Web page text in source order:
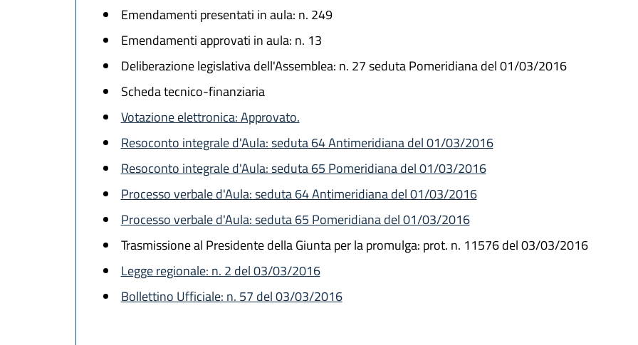
Emendamenti presentati in aula: n. 249
Emendamenti approvati in aula: n. 13
Deliberazione legislativa dell'Assemblea: n. 27 seduta Pomeridiana del 01/03/2016
Scheda tecnico-finanziaria
Votazione elettronica: Approvato.
Resoconto integrale d'Aula: seduta 64 Antimeridiana del 01/03/2016
Resoconto integrale d'Aula: seduta 65 Pomeridiana del 01/03/2016
Processo verbale d'Aula: seduta 64 Antimeridiana del 01/03/2016
Processo verbale d'Aula: seduta 65 Pomeridiana del 01/03/2016
Trasmissione al Presidente della Giunta per la promulga: prot. n. 11576 del 03/03/2016
Legge regionale: n. 2 del 03/03/2016
Bollettino Ufficiale: n. 57 del 03/03/2016